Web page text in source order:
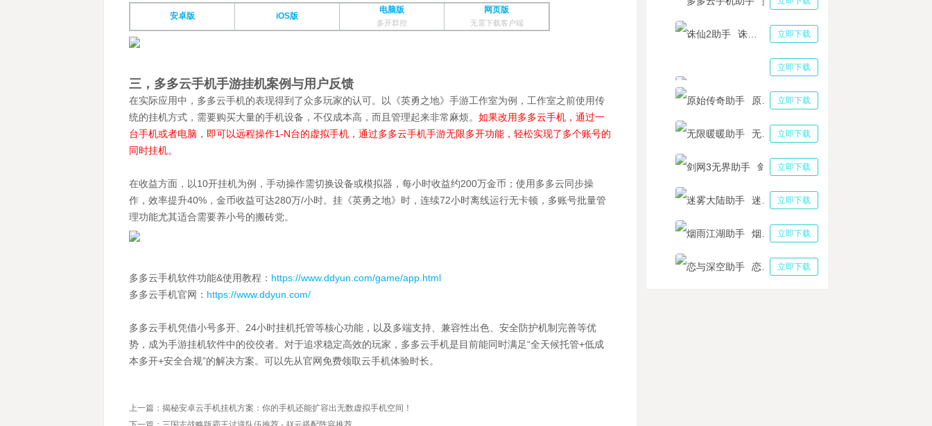
安卓版 iOS版
电脑版
多开群控
网页版
无需下载客户端
三，多多云手机手游挂机案例与用户反馈
在实际应用中，多多云手机的表现得到了众多玩家的认可。以《英勇之地》手游工作室为例，工作室之前使用传
统的挂机方式，需要购买大量的手机设备，不仅成本高，而且管理起来非常麻烦。 如果改用多多云手机，通过一
台手机或者电脑，即可以远程操作1-N台的虚拟手机，通过多多云手机手游无限多开功能，轻松实现了多个账号的
同时挂机。
在收益方面，以10开挂机为例，手动操作需切换设备或模拟器，每小时收益约200万金币；使用多多云同步操
作，效率提升40%，金币收益可达280万/小时。挂《英勇之地》时，连续72小时离线运行无卡顿，多账号批量管
理功能尤其适合需要养小号的搬砖党。
多多云手机软件功能&使用教程： https://www.ddyun.com/game/app.html
多多云手机官网： https://www.ddyun.com/
多多云手机凭借小号多开、24小时挂机托管等核心功能，以及多端支持、兼容性出色、安全防护机制完善等优
势，成为手游挂机软件中的佼佼者。对于追求稳定高效的玩家，多多云手机是目前能同时满足“全天候托管+低成
本多开+安全合规”的解决方案。可以先从官网免费领取云手机体验时长。
上一篇：揭秘安卓云手机挂机方案：你的手机还能扩容出无数虚拟手机空间！
立即下载
立即下载
三国志战略版助手
立即下载
立即下载
立即下载
立即下载
立即下载
立即下载